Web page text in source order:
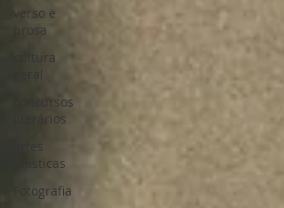
verso e
prosa
cultura
concursos
literários
artes
plásticas
Fotografia